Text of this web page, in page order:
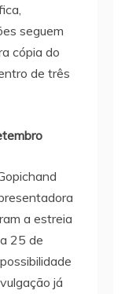
seguem
cópia do
de três
a estreia
25 de
já